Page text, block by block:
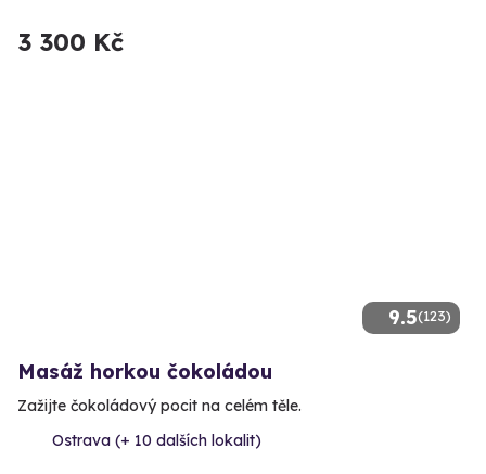
3 300 Kč
9.5(123)
Masáž horkou čokoládou
Zažijte čokoládový pocit na celém těle.
Ostrava (+ 10 dalších lokalit)